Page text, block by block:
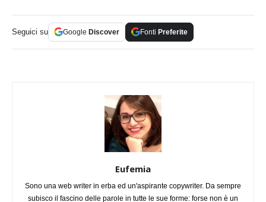
Seguici su Google Discover Fonti Preferite
Eufemia
Sono una web writer in erba ed un'aspirante copywriter. Da sempre
subisco il fascino delle parole in tutte le sue forme: forse non è un